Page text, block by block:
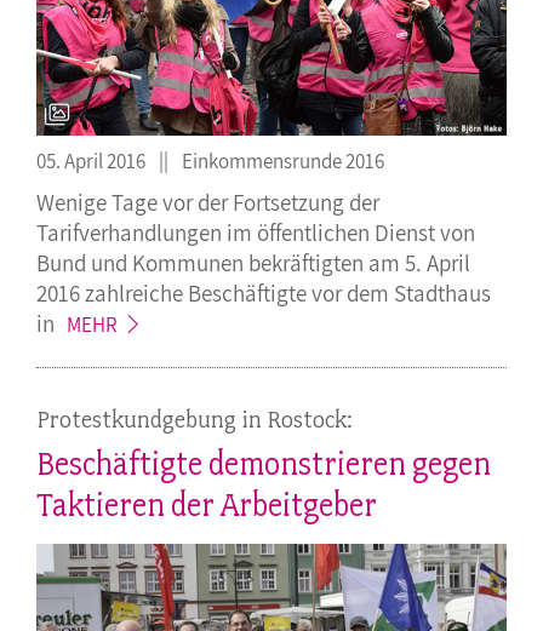
05. April 2016 Einkommensrunde 2016
Wenige Tage vor der Fortsetzung der
Tarifverhandlungen im öffentlichen Dienst von
Bund und Kommunen bekräftigten am 5. April
2016 zahlreiche Beschäftigte vor dem Stadthaus
in MEHR
Protestkundgebung in Rostock:
Beschäftigte demonstrieren gegen
Taktieren der Arbeitgeber